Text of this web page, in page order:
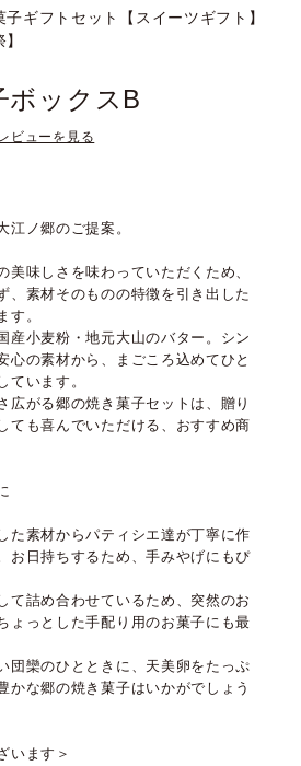
ギフトセット【スイーツギフト】
ボックスB
ビューを見る
江ノ郷のご提案。
美味しさを味わっていただくため、
、素材そのものの特徴を引き出した
す。
産小麦粉・地元大山のバター。シン
心の素材から、まごころ込めてひと
ています。
広がる郷の焼き菓子セットは、贈り
ても喜んでいただける、おすすめ商
た素材からパティシエ達が丁寧に作
お日持ちするため、手みやげにもぴ
て詰め合わせているため、突然のお
ょっとした手配り用のお菓子にも最
団欒のひとときに、天美卵をたっぷ
かな郷の焼き菓子はいかがでしょう
います＞